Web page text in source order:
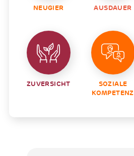
NEUGIER AUSDAUER
ZUVERSICHT
SOZIALE
KOMPETENZ